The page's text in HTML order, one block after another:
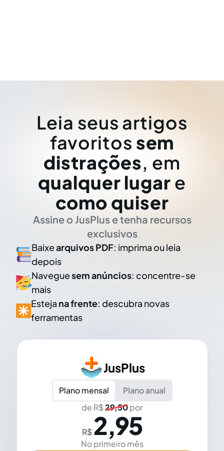
Leia seus artigos
favoritos sem
distrações, em
qualquer lugar e
como quiser
Assine o JusPlus e tenha recursos
exclusivos
Baixearquivos PDF: imprima ou leia
depois
Naveguesem anúncios: concentre-se
mais
Esteja na frente: descubra novas
ferramentas
JusPlus
Plano mensal
Plano anual
de R$29,50por
R$ 2,95
No primeiro mês